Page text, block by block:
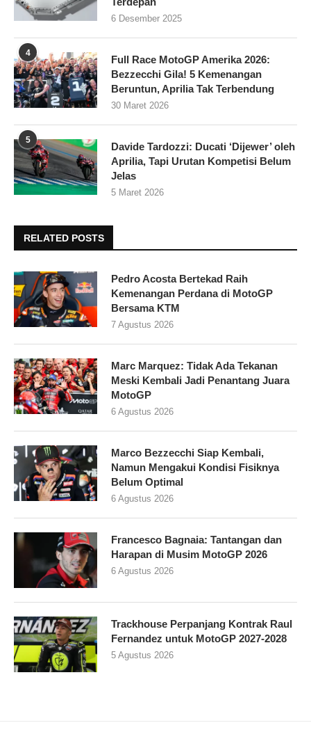
6 Desember 2025
4
Full Race MotoGP Amerika 2026:
Bezzecchi Gila! 5 Kemenangan
Beruntun, Aprilia Tak Terbendung
30 Maret 2026
5
Davide Tardozzi: Ducati ‘Dijewer’ oleh
Aprilia, Tapi Urutan Kompetisi Belum
Jelas
5 Maret 2026
RELATED POSTS
Pedro Acosta Bertekad Raih
Kemenangan Perdana di MotoGP
Bersama KTM
7 Agustus 2026
Marc Marquez: Tidak Ada Tekanan
Meski Kembali Jadi Penantang Juara
MotoGP
6 Agustus 2026
Marco Bezzecchi Siap Kembali,
Namun Mengakui Kondisi Fisiknya
Belum Optimal
6 Agustus 2026
Francesco Bagnaia: Tantangan dan
Harapan di Musim MotoGP 2026
6 Agustus 2026
Trackhouse Perpanjang Kontrak Raul
Fernandez untuk MotoGP 2027-2028
5 Agustus 2026